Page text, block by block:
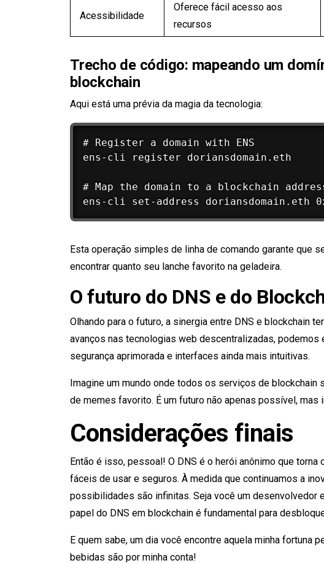
Acessibilidade
Oferece fácil acesso aos
recursos
Trecho de código: mapeando um
blockchain
Aqui está uma prévia da magia da tecnologia:
# Register a domain with ENS
ens-cli register doriansdomain.eth
# Map the domain to a blockchain
Esta operação simples de linha de comando garante que
encontrar quanto seu lanche favorito na geladeira.
O futuro do DNS e do
Olhando para o futuro, a sinergia entre DNS e blockchain
avanços nas tecnologias web descentralizadas, podemos
segurança aprimorada e interfaces ainda mais intuitivas.
Imagine um mundo onde todos os serviços de
de memes favorito. É um futuro não apenas possível, mas
Considerações finais
Então é isso, pessoal! O DNS é o herói anônimo que
fáceis de usar e seguros. À medida que continuamos a
possibilidades são infinitas. Seja você um desenvolvedor
papel do DNS em blockchain é fundamental para
E quem sabe, um dia você encontre aquela minha fortuna
bebidas são por minha conta!